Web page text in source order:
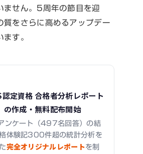
ません。5周年の節目を迎
質をさらに高めるアップデー
ます。
認定資格 合格者分析レポート
の作成・無料配布開始
ンケート（497名回答）の結
体験記300件超の統計分析を
完全オリジナルレポートを制